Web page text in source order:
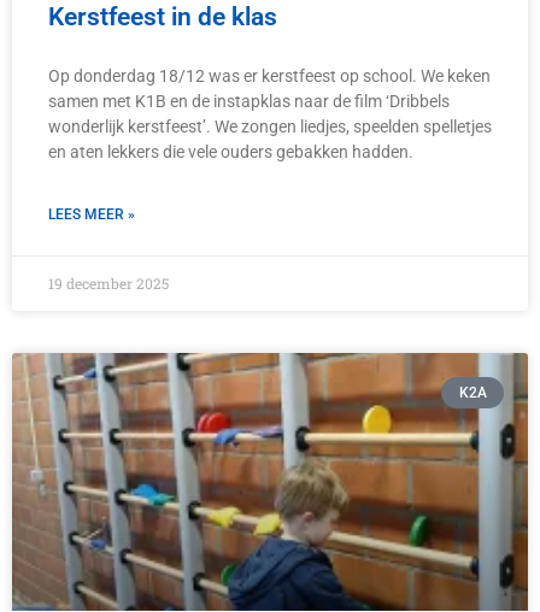
Kerstfeest in de klas
Op donderdag 18/12 was er kerstfeest op school. We keken
samen met K1B en de instapklas naar de film ‘Dribbels
wonderlijk kerstfeest’. We zongen liedjes, speelden spelletjes
en aten lekkers die vele ouders gebakken hadden.
LEES MEER »
19 december 2025
K2A